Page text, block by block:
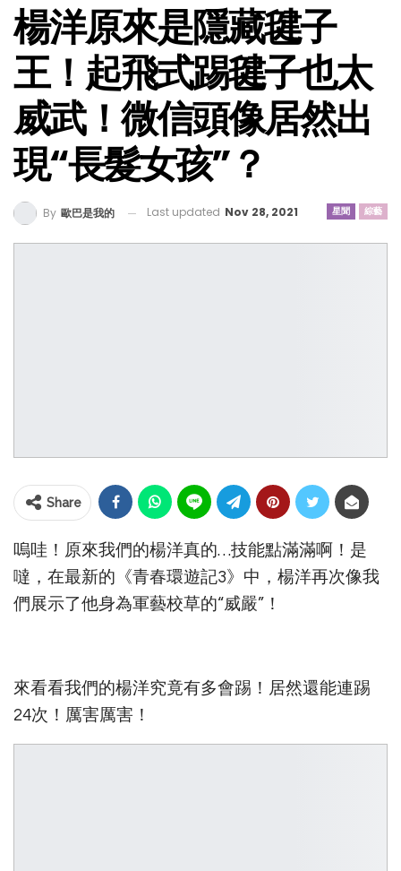
楊洋原來是隱藏毽子
王！起飛式踢毽子也太
威武！微信頭像居然出
現“長髮女孩”？
星聞 綜藝
By 歐巴是我的 Last updated Nov 28, 2021
Share
嗚哇！原來我們的楊洋真的…技能點滿滿啊！是
噠，在最新的《青春環遊記3》中，楊洋再次像我
們展示了他身為軍藝校草的“威嚴”！
來看看我們的楊洋究竟有多會踢！居然還能連踢
24次！厲害厲害！